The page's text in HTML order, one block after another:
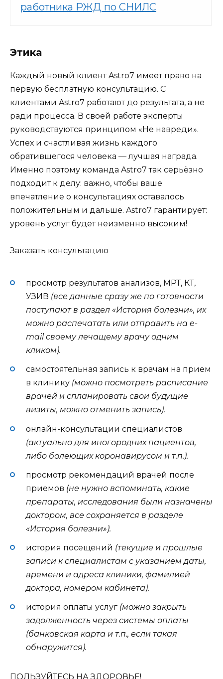
работника РЖД по СНИЛС
Этика
Каждый новый клиент Astro7 имеет право на
первую бесплатную консультацию. С
клиентами Astro7 работают до результата, а не
ради процесса. В своей работе эксперты
руководствуются принципом «Не навреди».
Успех и счастливая жизнь каждого
обратившегося человека — лучшая награда.
Именно поэтому команда Astro7 так серьёзно
подходит к делу: важно, чтобы ваше
впечатление о консультациях оставалось
положительным и дальше. Astro7 гарантирует:
уровень услуг будет неизменно высоким!
Заказать консультацию
просмотр результатов анализов, МРТ, КТ,
УЗИВ (все данные сразу же по готовности
поступают в раздел «История болезни», их
можно распечатать или отправить на e-
mail своему лечащему врачу одним
кликом).
самостоятельная запись к врачам на прием
в клинику (можно посмотреть расписание
врачей и спланировать свои будущие
визиты, можно отменить запись).
онлайн-консультации специалистов
(актуально для иногородних пациентов,
либо болеющих коронавирусом и т.п.).
просмотр рекомендаций врачей после
приемов (не нужно вспоминать, какие
препараты, исследования были назначены
доктором, все сохраняется в разделе
«История болезни»).
история посещений (текущие и прошлые
записи к специалистам с указанием даты,
времени и адреса клиники, фамилией
доктора, номером кабинета).
история оплаты услуг (можно закрыть
задолженность через системы оплаты
(банковская карта и т.п., если такая
обнаружится).
ПОЛЬЗУЙТЕСЬ НА ЗДОРОВЬЕ!